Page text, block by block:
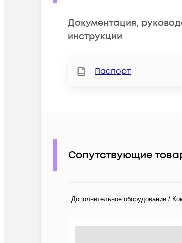
Документация,
инструкции
Паспорт
Сопутствующие
Дополнительное оборудование /